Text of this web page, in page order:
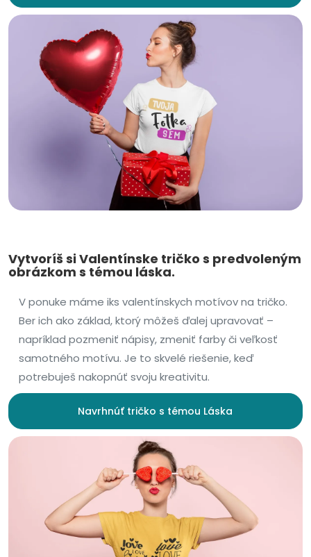
Vytvoríš si Valentínske tričko s predvoleným
obrázkom s témou láska.
V ponuke máme iks valentínskych motívov na tričko.
Ber ich ako základ, ktorý môžeš ďalej upravovať –
napríklad pozmeniť nápisy, zmeniť farby či veľkosť
samotného motívu. Je to skvelé riešenie, keď
potrebuješ nakopnúť svoju kreativitu.
Navrhnúť tričko s témou Láska